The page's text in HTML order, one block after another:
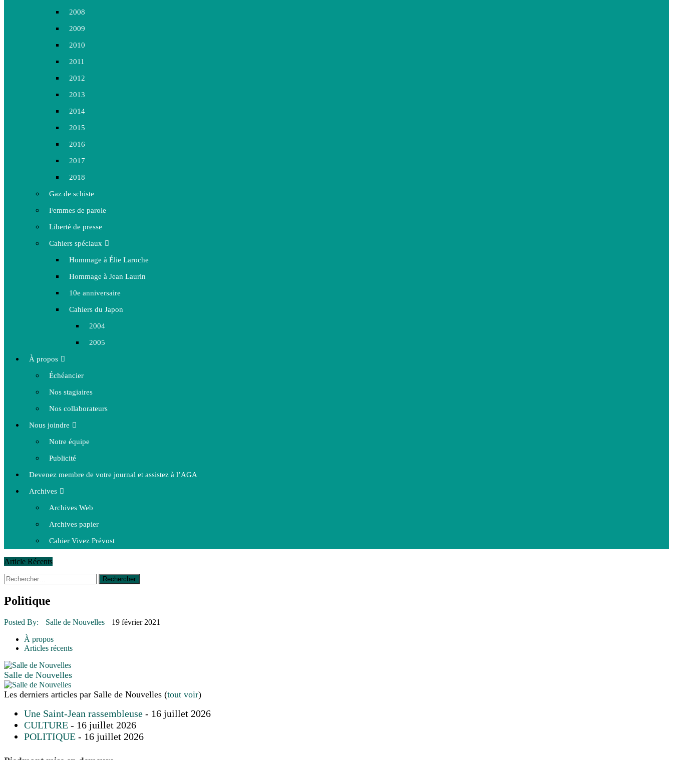
2008
2009
2010
2011
2012
2013
2014
2015
2016
2017
2018
Gaz de schiste
Femmes de parole
Liberté de presse
Cahiers spéciaux
Hommage à Élie Laroche
Hommage à Jean Laurin
10e anniversaire
Cahiers du Japon
2004
2005
À propos
Échéancier
Nos stagiaires
Nos collaborateurs
Nous joindre
Notre équipe
Publicité
Devenez membre de votre journal et assistez à l’AGA
Archives
Archives Web
Archives papier
Cahier Vivez Prévost
Article Récents
14 octobre 2015
La course de boîtes à savon du club Optimiste de Prévost
30 juin 2015
16 juillet 2026
16 juillet 2026 | POLITIQUE
16 juillet 2026
16 juillet 2026
Rechercher :
Politique
Posted By: Salle de Nouvelles
19 février 2021
À propos
Articles récents
Salle de Nouvelles
Les derniers articles par Salle de Nouvelles (tout voir)
Une Saint-Jean rassembleuse - 16 juillet 2026
CULTURE - 16 juillet 2026
POLITIQUE - 16 juillet 2026